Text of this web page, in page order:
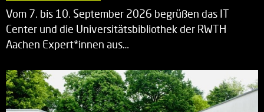
Vom 7. bis 10. September 2026 begrüßen das IT
Center und die Universitätsbibliothek der RWTH
Aachen Expert*innen aus…